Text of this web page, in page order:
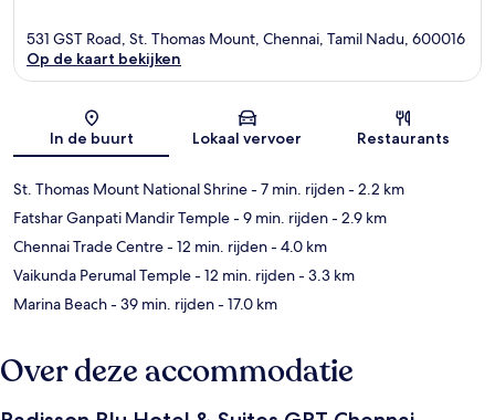
Kaart
531 GST Road, St. Thomas Mount, Chennai, Tamil Nadu, 600016
Op de kaart bekijken
In de buurt Lokaal vervoer Restaurants
St. Thomas Mount National Shrine- 7 min. rijden- 2.2 km
Fatshar Ganpati Mandir Temple- 9 min. rijden- 2.9 km
Chennai Trade Centre- 12 min. rijden- 4.0 km
Vaikunda Perumal Temple- 12 min. rijden- 3.3 km
Marina Beach- 39 min. rijden- 17.0 km
Over deze accommodatie